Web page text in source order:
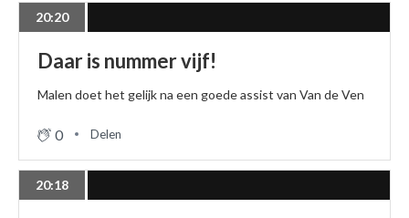
20:20
Daar is nummer vijf!
Malen doet het gelijk na een goede assist van Van de Ven
0 Delen
20:18